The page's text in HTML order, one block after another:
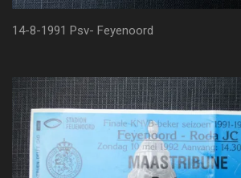
14-8-1991 Psv- Feyenoord